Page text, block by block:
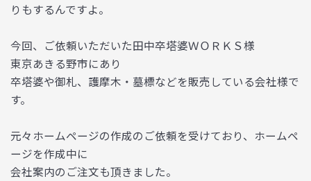
りもするんですよ。
今回、ご依頼いただいた田中卒塔婆ＷＯＲＫＳ様
東京あきる野市にあり
卒塔婆や御札、護摩木・墓標などを販売している会社様で
す。
元々ホームページの作成のご依頼を受けており、ホームペ
ージを作成中に
会社案内のご注文も頂きました。